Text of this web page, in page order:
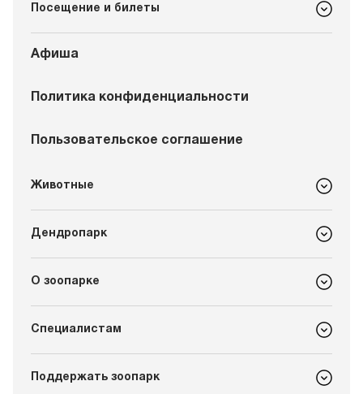
Посещение и билеты
Афиша
Политика конфиденциальности
Пользовательское соглашение
Животные
Дендропарк
О зоопарке
Специалистам
Поддержать зоопарк